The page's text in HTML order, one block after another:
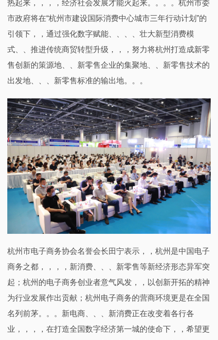
热起来，，，，经济社会发展才能火起来。。。。杭州市委
市政府将在“杭州市建设国际消费中心城市三年行动计划”的
引领下，，通过强化数字赋能、、、、壮大新型消费模
式、、推进传统商贸转型升级，，，努力将杭州打造成新零
售创新的策源地、、新零售企业的集聚地、、新零售技术的
出发地、、、新零售标准的输出地。。。
杭州市电子商务协会名誉会长田宁表示，，杭州是中国电子
商务之都，，，，新消费、、、新零售等新经济形态异军突
起；杭州的电子商务创业者意气风发，，以创新开拓的精神
为行业发展作出贡献；杭州电子商务的营商环境更是在全国
名列前茅。。。新电商、、、新消费正在改变着各行各
业，，，，在打造全国数字经济第一城的使命下，，希望更